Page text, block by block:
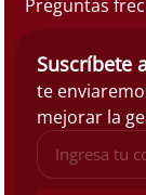
Preguntas
Suscríbete
te
mejorar la